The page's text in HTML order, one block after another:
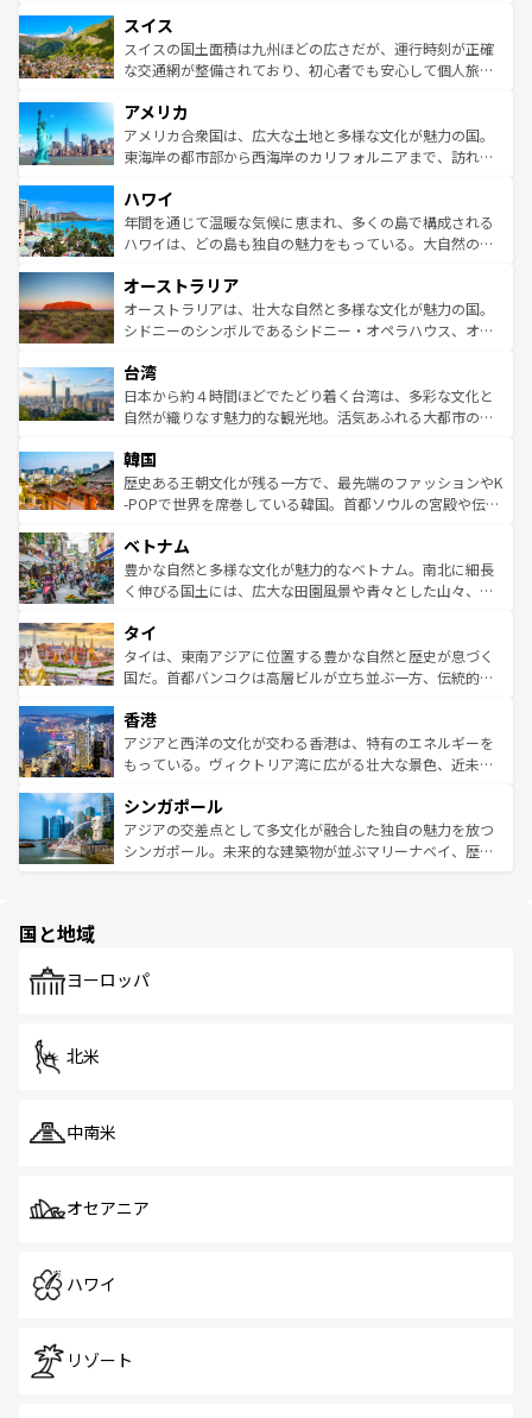
れる地方に足を運ぶとそれぞれで全く異なる文化を体験で
きるだろう。 なお、新着のフランス情報はコンテンツ一覧
を参照してほしい。
は、お酒好きな人にはぜひ体験してほしい。 なお、新着の
ドイツ情報はコンテンツ一覧を参照してほしい。
リアごとに異なる魅力がある。また、優雅なアフタヌーン
ティー、ビール好きにはたまらない英国パブ、サッカー観
戦など、本場だからこそできる体験も豊富。イギリスを旅
ンツ一覧を参照してほしい。
スイス
スイスの国土面積は九州ほどの広さだが、運行時刻が正確
な交通網が整備されており、初心者でも安心して個人旅行
の建物がそのまま残る町や、スイスならではのユニークな
博物館もあり、アルプス観光だけでなく町歩きも満喫する
ことができる。国民の所得が高いため物価も高いが、旅行
ば市内交通費無料で観光を楽しむこともできる。 なお、新
着のスイス情報はコンテンツ一覧 を参照してほしい。
アメリカ
アメリカ合衆国は、広大な土地と多様な文化が魅力の国。
東海岸の都市部から西海岸のカリフォルニアまで、訪れる
のような巨大都市は、観光、ショッピング、エンターテイ
ンメントが詰まった刺激的なスポットだ。一方、アメリカ
西部には大自然が広がり、グランドキャニオンやイエロー
部のニューオーリンズでは、音楽と美食が融合した独特の
文化が魅力。旅行者はアメリカの各地域で異なる魅力を楽
しみながら、その多様性と豊かな歴史を感じることができ
ならではの贅沢な旅のスタイルだ。 なお、新着のアメリカ
情報はコンテンツ一覧を参照してほしい。
ハワイ
年間を通じて温暖な気候に恵まれ、多くの島で構成される
ハワイは、どの島も独自の魅力をもっている。大自然の神
ワイ島は見逃せない。また、定番の観光地といえばオアフ
島だが、静かな自然を求めるならマウイ島やカウアイ島が
おすすめ。エメラルドグリーンに輝く海をはじめ、豊かな
れるおもてなしの心で訪れる人々を迎えてくれるハワイの
人々、おいしいローカルフードやハワイアンミュージッ
ク、伝統的なフラダンスなど、すべてがハワイの魅力を彩
ワイを、存分に味わってほしい。 なお、新着のハワイ情報
はコンテンツ一覧を参照してほしい。
オーストラリア
オーストラリアは、壮大な自然と多様な文化が魅力の国。
シドニーのシンボルであるシドニー・オペラハウス、オー
リアリーフや大陸中央部にそびえるウルル（エアーズロッ
ク）、タスマニアの美しい原生林やケアンズの熱帯雨林な
ど、見どころがたくさん。また、カフェやワイン、オージ
いる。アクティビティも充実しており、サーフィンやダイ
ビング、ハイキングなど、アウトドア好きにはたまらな
い。オーストラリアの多彩な魅力を存分に味わいつくそ
参照してほしい。
台湾
日本から約４時間ほどでたどり着く台湾は、多彩な文化と
自然が織りなす魅力的な観光地。活気あふれる大都市の台
ン）、静ひつな山岳地帯である台湾東部など、都市の喧騒
と山間の静けさが共存しており、訪れる人に新しい発見と
驚きをもたらしてくれる。また、奥深い台湾の食文化も魅
容にもいいと評判のスイーツなど、バラエティ豊かな料理
が味わえる。 なお、新着の台湾情報は コンテンツ一覧を参
照してほしい。
韓国
歴史ある王朝文化が残る一方で、最先端のファッションやK
-POPで世界を席巻している韓国。首都ソウルの宮殿や伝統
き、地方に足を延ばせば四季折々の自然美を楽しむことが
できる。そして、キムチや焼肉、絶品のストリートフード
まで、さまざまな韓国料理が待っている。夜には、韓国な
リティに包まれながら、韓国の多彩な魅力を心ゆくまで味
わってみてほしい。 なお、新着の韓国情報はコンテンツ一
覧を参照してほしい。
ベトナム
豊かな自然と多様な文化が魅力的なベトナム。南北に細長
く伸びる国土には、広大な田園風景や青々とした山々、世
急速な発展と共に伝統が息づく。ハノイの古い町並みやホ
ーチミン市のフランス統治時代の建物も、独特の雰囲気を
醸し出している。また、バラエティの豊かさとおいしさで
とつ。フォーやバインミー、ベトナムコーヒーなどは、ぜ
ひ現地で味わいたい。どの地域を訪れてもあたたかい人々
が旅行者を迎えてくれるので、きっと忘れられない旅にな
参照してほしい。
タイ
タイは、東南アジアに位置する豊かな自然と歴史が息づく
国だ。首都バンコクは高層ビルが立ち並ぶ一方、伝統的な
の活気が交差している。北部ではチェンマイなどの山岳地
帯で自然と触れ合い、南部ではプーケットやクラビの美し
いビーチでリゾート気分を楽しむことができる。タイ料理
激する。気候は一年中温暖で、どの季節にも異なる楽しみ
が待っている。親しみやすいタイの人々、仏教を中心とし
た文化、そして多様な観光資源が、訪れる旅人を魅了し続
香港
アジアと西洋の文化が交わる香港は、特有のエネルギーを
もっている。ヴィクトリア湾に広がる壮大な景色、近未来
み、どこを訪れても感動するはず。観光スポットが密集し
ており、効率よく見どころを回れるのも魅力。息をのむよ
うな絶景から文化的な体験まで、香港を存分に楽しみ尽く
シンガポール
アジアの交差点として多文化が融合した独自の魅力を放つ
シンガポール。未来的な建築物が並ぶマリーナベイ、歴史
で、ホーカーズは地元の風情を楽しめる外せないスポット
国と地域
ヨーロッパ
北米
中南米
オセアニア
ハワイ
リゾート